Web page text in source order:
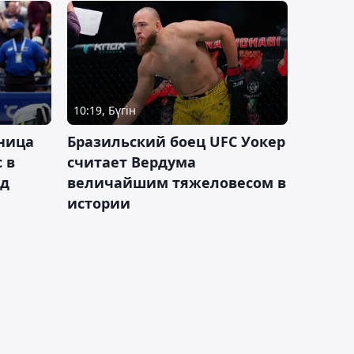
в
10:19, Бүгін
Бразильский боец UFC Уокер
считает Вердума
величайшим тяжеловесом в
истории